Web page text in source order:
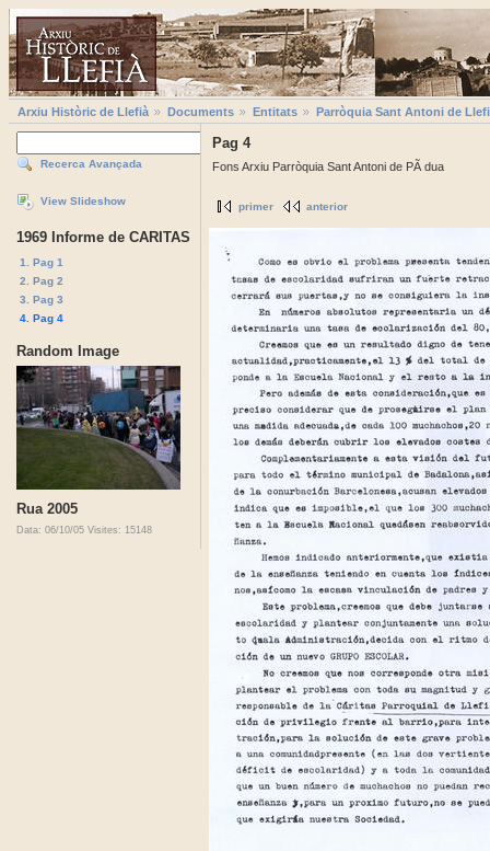
Arxiu Històric de Llefià Documents Entitats Parròquia Sant Antoni de
Recerca Avançada
View Slideshow
1969 Informe de CARITAS
1. Pag 1
2. Pag 2
3. Pag 3
4. Pag 4
Random Image
Rua 2005
Data: 06/10/05 Visites: 15148
Pag 4
Fons Arxiu Parròquia Sant Antoni de PÃ dua
primer anterior